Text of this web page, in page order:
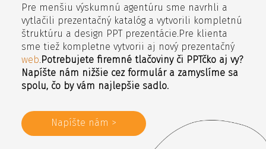
Pre menšiu výskumnú agentúru sme navrhli a
vytlačili prezentačný katalóg a vytvorili kompletnú
štruktúru a design PPT prezentácie.Pre klienta
sme tiež kompletne vytvorii aj nový prezentačný
web.Potrebujete firemné tlačoviny či PPTčko aj vy?
Napíšte nám nižšie cez formulár a zamyslíme sa
spolu, čo by vám najlepšie sadlo.
Napíšte nám >